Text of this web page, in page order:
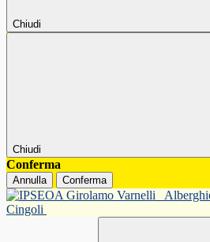
Chiudi
Chiudi
Conferma
Annulla Conferma
Cingoli